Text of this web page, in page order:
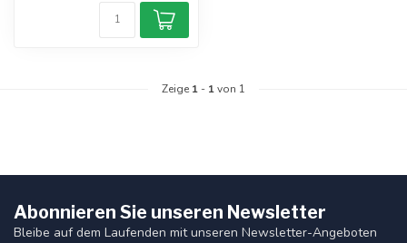
Zeige 1 - 1von 1
Abonnieren Sie unseren Newsletter
Bleibe auf dem Laufenden mit unseren Newsletter-Angeboten